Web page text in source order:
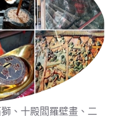
、十殿閻羅壁畫、二